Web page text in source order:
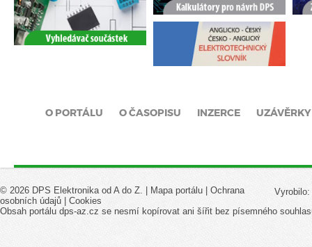
O PORTÁLU O ČASOPISU INZERCE UZÁVĚRKY
Vyrobilo:
© 2026 DPS Elektronika od A do Z. | Mapa portálu
Ochrana
osobních údajů
Cookies
Obsah portálu dps-az.cz se nesmí kopírovat ani šířit bez písemného